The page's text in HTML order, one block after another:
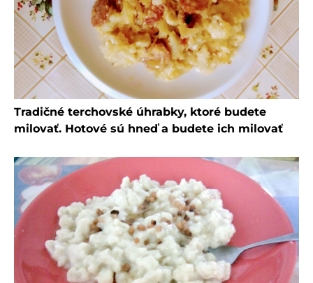
Tradičné terchovské úhrabky, ktoré budete
milovať. Hotové sú hneď a budete ich milovať